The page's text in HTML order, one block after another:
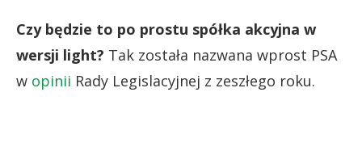
Czy będzie to po prostu spółka akcyjna w
wersji light? Tak została nazwana wprost PSA
w opinii Rady Legislacyjnej z zeszłego roku.